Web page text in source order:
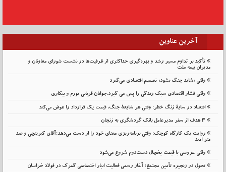
آخرین عناوین
تأکید بر تداوم مسیر رشد و بهره‌گیری حداکثری از ظرفیت‌ها در نشست شورای معاونان و
مدیران بیمه ملت
وقتی «شاید جنگ بشود» تصمیم اقتصادی می‌گیرد
وقتی فشار اقتصادی سبک زندگی را پس می گیرد:جوانان قربانی تورم و بیکاری
اقتصاد در سایهٔ زنگ خطر: وقتی هر شایعهٔ جنگ، قیمت یک قرارداد را عوض می‌کند
۳ هدف از سفر مدیرعامل بانک گردشگری به زنجان
روایت یک کارگاه کوچک؛ وقتی برنامه‌ریزی معنای خود را از دست می‌دهد؛آقای کبریتچی و صد
متر امید
وقتی عروسی با قیمت یخچال دست‌دوم شروع می‌شود
تحول در زنجیره تأمین مجتمع؛ آغاز رسمی فعالیت انبار اختصاصی گمرک در فولاد خراسان